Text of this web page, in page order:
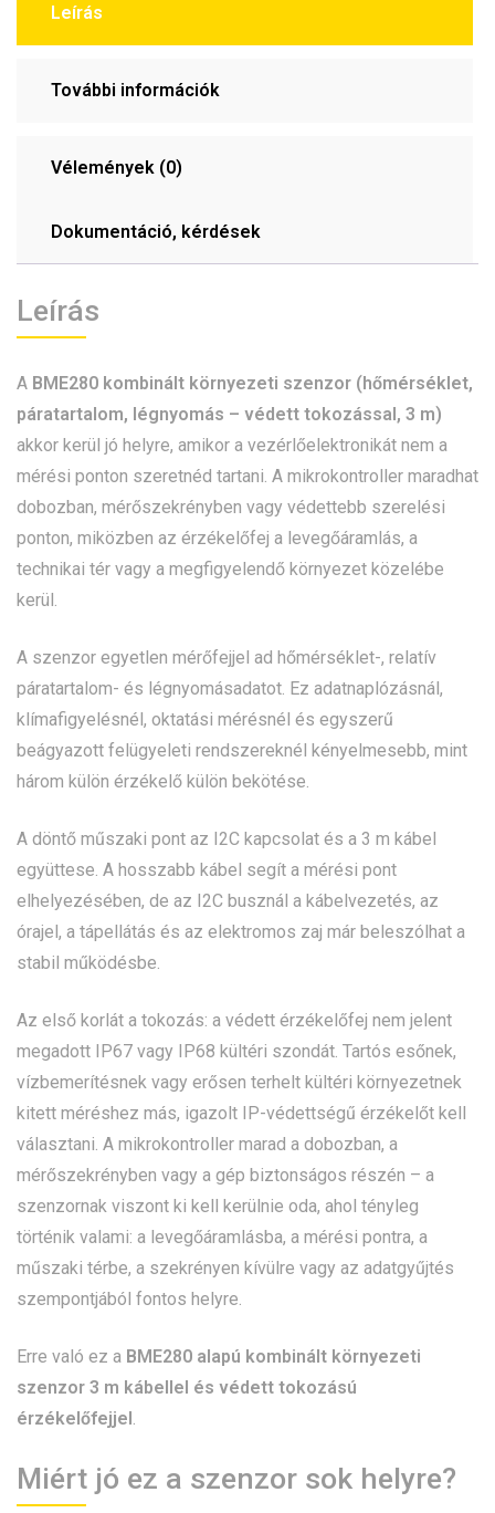
Leírás
További információk
Vélemények (0)
Dokumentáció, kérdések
Leírás
A BME280 kombinált környezeti szenzor (hőmérséklet,
páratartalom, légnyomás – védett tokozással, 3 m)
akkor kerül jó helyre, amikor a vezérlőelektronikát nem a
mérési ponton szeretnéd tartani. A mikrokontroller maradhat
dobozban, mérőszekrényben vagy védettebb szerelési
ponton, miközben az érzékelőfej a levegőáramlás, a
technikai tér vagy a megfigyelendő környezet közelébe
kerül.
A szenzor egyetlen mérőfejjel ad hőmérséklet-, relatív
páratartalom- és légnyomásadatot. Ez adatnaplózásnál,
klímafigyelésnél, oktatási mérésnél és egyszerű
beágyazott felügyeleti rendszereknél kényelmesebb, mint
három külön érzékelő külön bekötése.
A döntő műszaki pont az I2C kapcsolat és a 3 m kábel
együttese. A hosszabb kábel segít a mérési pont
elhelyezésében, de az I2C busznál a kábelvezetés, az
órajel, a tápellátás és az elektromos zaj már beleszólhat a
stabil működésbe.
Az első korlát a tokozás: a védett érzékelőfej nem jelent
megadott IP67 vagy IP68 kültéri szondát. Tartós esőnek,
vízbemerítésnek vagy erősen terhelt kültéri környezetnek
kitett méréshez más, igazolt IP-védettségű érzékelőt kell
választani. A mikrokontroller marad a dobozban, a
mérőszekrényben vagy a gép biztonságos részén – a
szenzornak viszont ki kell kerülnie oda, ahol tényleg
történik valami: a levegőáramlásba, a mérési pontra, a
műszaki térbe, a szekrényen kívülre vagy az adatgyűjtés
szempontjából fontos helyre.
Erre való ez a BME280 alapú kombinált környezeti
szenzor 3 m kábellel és védett tokozású
érzékelőfejjel
Miért jó ez a szenzor sok helyre?